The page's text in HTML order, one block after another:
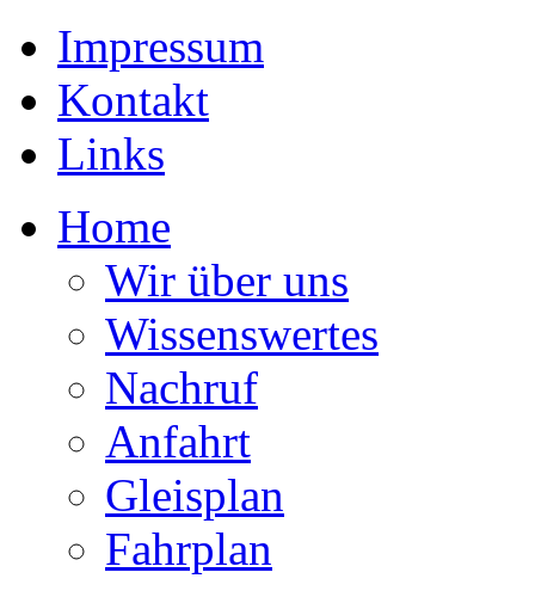
Impressum
Kontakt
Links
Home
Wir über uns
Wissenswertes
Nachruf
Anfahrt
Gleisplan
Fahrplan